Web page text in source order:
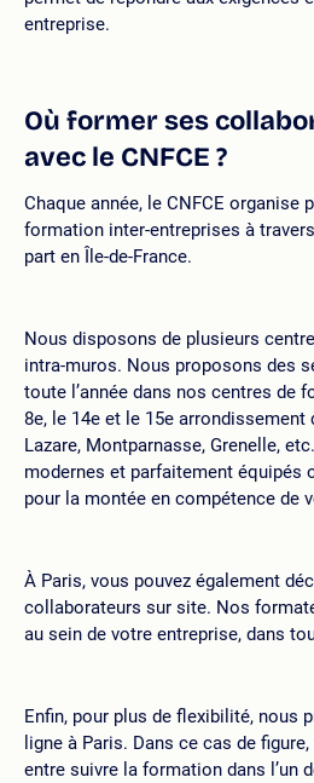
entreprise.
Où former ses
avec le CNFCE ?
Chaque année, le CNFCE organise
formation inter-entreprises à
part en Île-de-France. ​
Nous disposons de plusieurs
intra-muros. Nous proposons des
toute l’année dans nos centres de
8e, le 14e et le 15e
Lazare, Montparnasse, Grenelle,
modernes et parfaitement équipés
pour la montée en compétence de
À Paris, vous pouvez également
collaborateurs sur site. Nos
au sein de votre entreprise, dans
Enfin, pour plus de flexibilité, nous
ligne à Paris. Dans ce cas de
entre suivre la formation dans l’un